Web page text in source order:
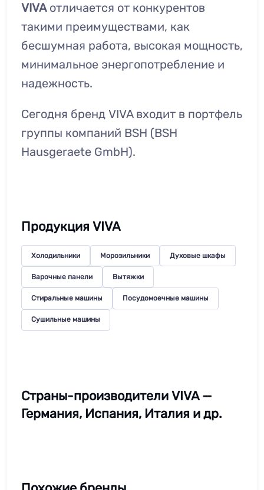
VIVAотличается от конкурентов
такими преимуществами, как
бесшумная работа, высокая мощность,
минимальное энергопотребление и
надежность.
Сегодня бренд VIVA входит в портфель
группы компаний BSH (BSH
Hausgeraete GmbH).
Продукция VIVA
Холодильники Морозильники Духовые шкафы
Варочные панели Вытяжки
Стиральные машины Посудомоечные машины
Сушильные машины
Страны-производители VIVA —
Германия, Испания, Италия и др.